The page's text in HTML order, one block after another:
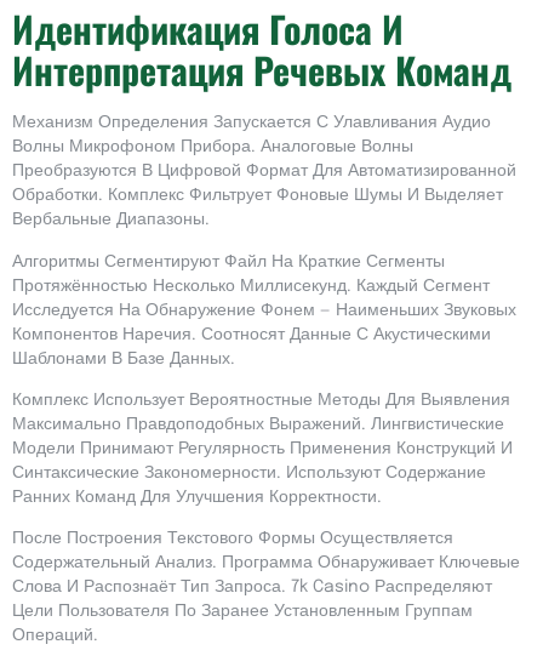
Идентификация Голоса И
Интерпретация Речевых Команд
Механизм Определения Запускается С Улавливания Аудио
Волны Микрофоном Прибора. Аналоговые Волны
Преобразуются В Цифровой Формат Для Автоматизированной
Обработки. Комплекс Фильтрует Фоновые Шумы И Выделяет
Вербальные Диапазоны.
Алгоритмы Сегментируют Файл На Краткие Сегменты
Протяжённостью Несколько Миллисекунд. Каждый Сегмент
Исследуется На Обнаружение Фонем — Наименьших Звуковых
Компонентов Наречия. Соотносят Данные С Акустическими
Шаблонами В Базе Данных.
Комплекс Использует Вероятностные Методы Для Выявления
Максимально Правдоподобных Выражений. Лингвистические
Модели Принимают Регулярность Применения Конструкций И
Синтаксические Закономерности. Используют Содержание
Ранних Команд Для Улучшения Корректности.
После Построения Текстового Формы Осуществляется
Содержательный Анализ. Программа Обнаруживает Ключевые
Слова И Распознаёт Тип Запроса. 7k Casino Распределяют
Цели Пользователя По Заранее Установленным Группам
Операций.